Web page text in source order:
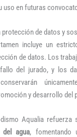
uso en futuras
de datos y
incluye un
de datos. Los
del jurado, y los
y desarrollo del
Aqualia
del agua, fomentando